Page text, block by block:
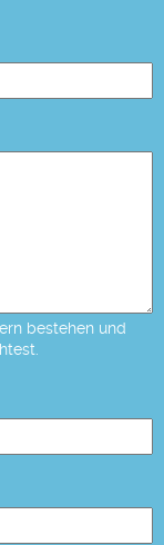
bestehen und